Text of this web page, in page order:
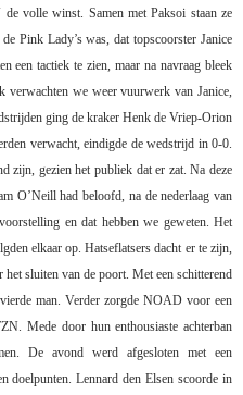
volle winst. Samen met Paksoi staan ze
Pink Lady’s was, dat topscoorster Janice
een tactiek te zien, maar na navraag bleek
verwachten we weer vuurwerk van Janice,
ging de kraker Henk de Vriep-Orion
verwacht, eindigde de wedstrijd in 0-0.
zijn, gezien het publiek dat er zat. Na deze
O’Neill had beloofd, na de nederlaag van
en dat hebben we geweten. Het
elkaar op. Hatseflatsers dacht er te zijn,
sluiten van de poort. Met een schitterend
man. Verder zorgde NOAD voor een
Mede door hun enthousiaste achterban
De avond werd afgesloten met een
doelpunten. Lennard den Elsen scoorde in